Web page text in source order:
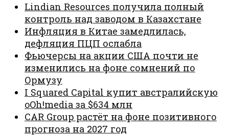
Lindian Resources получила полный
контроль над заводом в Казахстане
Инфляция в Китае замедлилась,
дефляция ПЦП ослабла
Фьючерсы на акции США почти не
изменились на фоне сомнений по
Ормузу
I Squared Capital купит австралийскую
oOh!media за $634 млн
CAR Group растёт на фоне позитивного
прогноза на 2027 год